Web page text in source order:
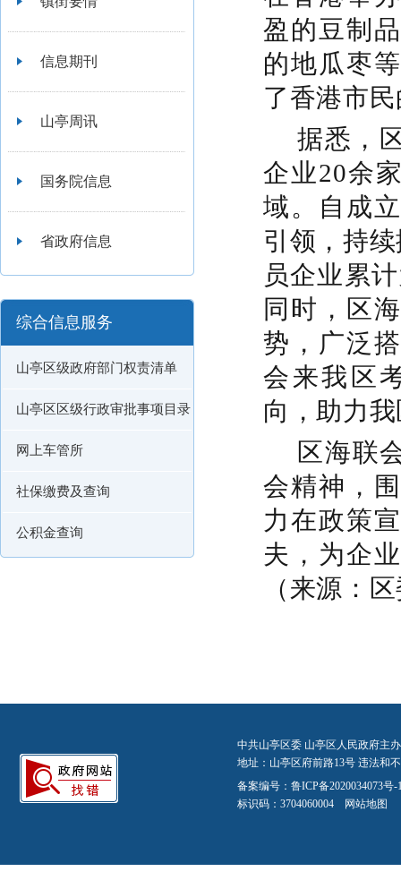
信息期刊
山亭周讯
国务院信息
省政府信息
综合信息服务
山亭区级政府部门权责清单
山亭区区级行政审批事项目录
网上车管所
社保缴费及查询
公积金查询
盈的豆制
的地瓜枣
了香港市
据悉，
企业20余
域。自成
引领，持
员企业累
同时，区
势，广泛
会来我区
向，助力
区海联
会精神，
力在政策
夫，为企
（来源：
中共山亭区委 山亭区人民政府主
地址：山亭区府前路13号 违法和
备案编号： 鲁ICP备2020034073号-
标识码：3704060004 网站地图